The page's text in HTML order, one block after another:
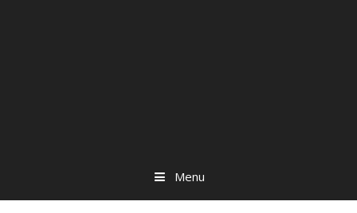
Menu